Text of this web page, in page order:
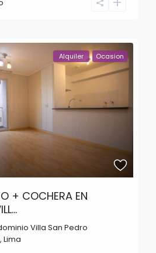
Alquiler Ocasion
+ COCHERA EN
Villa San Pedro
,Lima